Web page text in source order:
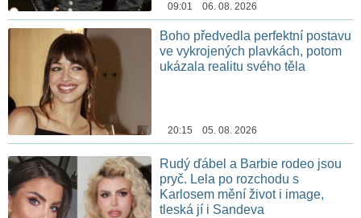
09:01 06. 08. 2026
Boho předvedla perfektní postavu
ve vykrojených plavkách, potom
ukázala realitu svého těla
20:15 05. 08. 2026
Rudý ďábel a Barbie rodeo jsou
pryč. Lela po rozchodu s
Karlosem mění život i image,
tleská jí i Sandeva